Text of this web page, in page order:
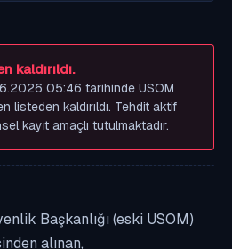
kaldırıldı.
05:46 tarihinde USOM
listeden kaldırıldı. Tehdit aktif
kayıt amaçlı tutulmaktadır.
Başkanlığı (eski USOM)
alınan,